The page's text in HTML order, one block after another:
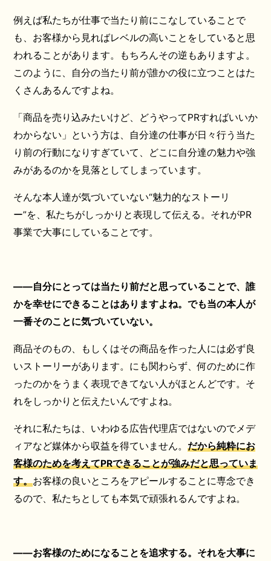
例えば私たちが仕事で当たり前にこなしていることで
も、お客様から見ればレベルの高いことをしていると思
われることがあります。もちろんその逆もありますよ。
このように、自分の当たり前が誰かの役に立つことはた
くさんあるんですよね。
「商品を売り込みたいけど、どうやってPRすればいいか
わからない」という方は、自分達の仕事が日々行う当た
り前の行動になりすぎていて、どこに自分達の魅力や強
みがあるのかを見落としてしまっています。
そんな本人達が気づいていない“魅力的なストーリ
ー”を、私たちがしっかりと表現して伝える。それがPR
事業で大事にしていることです。
――自分にとっては当たり前だと思っていることで、誰
かを幸せにできることはありますよね。でも当の本人が
一番そのことに気づいていない。
商品そのもの、もしくはその商品を作った人には必ず良
いストーリーがあります。にも関わらず、何のために作
ったのかをうまく表現できてない人がほとんどです。そ
れをしっかりと伝えたいんですよね。
それに私たちは、いわゆる広告代理店ではないのでメデ
ィアなど媒体から収益を得ていません。 だから純粋にお
客様のためを考えてPRできることが強みだと思っていま
す。お客様の良いところをアピールすることに専念でき
るので、私たちとしても本気で頑張れるんですよね。
――お客様のためになることを追求する。それを大事に